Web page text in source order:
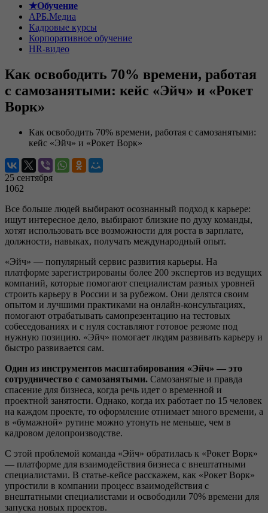
★Обучение
АРБ.Медиа
Кадровые курсы
Корпоративное обучение
HR-видео
Как освободить 70% времени, работая
с самозанятыми: кейс «Эйч» и «Рокет
Ворк»
Как освободить 70% времени, работая с самозанятыми:
кейс «Эйч» и «Рокет Ворк»
25 сентября
1062
Все больше людей выбирают осознанный подход к карьере:
ищут интересное дело, выбирают близкие по духу команды,
хотят использовать все возможности для роста в зарплате,
должности, навыках, получать международный опыт.
«Эйч» — популярный сервис развития карьеры. На
платформе зарегистрированы более 200 экспертов из ведущих
компаний, которые помогают специалистам разных уровней
строить карьеру в России и за рубежом. Они делятся своим
опытом и лучшими практиками на онлайн-консультациях,
помогают отрабатывать самопрезентацию на тестовых
собеседованиях и с нуля составляют готовое резюме под
нужную позицию. «Эйч» помогает людям развивать карьеру и
быстро развивается сам.
Один из инструментов масштабирования «Эйч» — это
сотрудничество с самозанятыми. Самозанятые и правда
спасение для бизнеса, когда речь идет о временной и
проектной занятости. Однако, когда их работает по 15 человек
на каждом проекте, то оформление отнимает много времени, а
в «бумажной» рутине можно утонуть не меньше, чем в
кадровом делопроизводстве.
С этой проблемой команда «Эйч» обратилась к «Рокет Ворк»
— платформе для взаимодействия бизнеса с внештатными
специалистами. В статье-кейсе расскажем, как «Рокет Ворк»
упростили в компании процесс взаимодействия с
внештатными специалистами и освободили 70% времени для
запуска новых проектов.